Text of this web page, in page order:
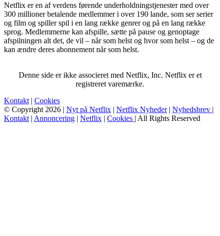
Netflix er en af verdens førende underholdningstjenester med over
300 millioner betalende medlemmer i over 190 lande, som ser serier
og film og spiller spil i en lang række genrer og på en lang række
sprog. Medlemmerne kan afspille, sætte på pause og genoptage
afspilningen alt det, de vil – når som helst og hvor som helst – og de
kan ændre deres abonnement når som helst.
Denne side er ikke associeret med Netflix, Inc. Netflix er et
registreret varemærke.
Kontakt | Cookies
© Copyright 2026 | Nyt på Netflix | Netflix Nyheder| Nyhedsbrev |
Kontakt | Annoncering | Netflix | Cookies | All Rights Reserved